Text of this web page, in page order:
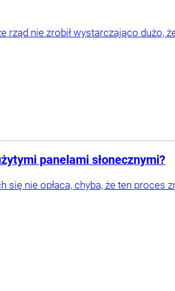
rząd nie zrobił wystarczająco
panelami słonecznymi?
się nie opłaca, chyba, że ten